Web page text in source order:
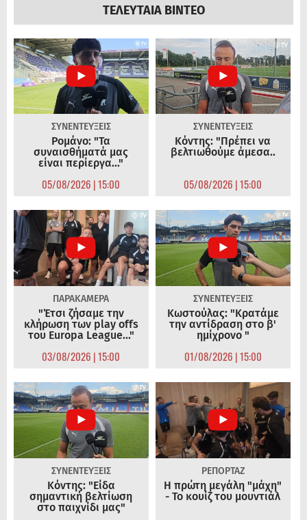
ΤΕΛΕΥΤΑΙΑ ΒΙΝΤΕΟ
ΣΥΝΕΝΤΕΥΞΕΙΣ
Ρομάνο: "Τα
συναισθήματά μας
είναι περίεργα..."
05/08/2026 | 15:00
ΣΥΝΕΝΤΕΥΞΕΙΣ
Κόντης: "Πρέπει να
βελτιωθούμε άμεσα..
05/08/2026 | 15:00
ΠΑΡΑΚΑΜΕΡΑ
"Έτσι ζήσαμε την
κλήρωση των play offs
του Europa League..."
03/08/2026 | 15:00
ΣΥΝΕΝΤΕΥΞΕΙΣ
Κωστούλας: "Κρατάμε
την αντίδραση στο β'
ημίχρονο "
01/08/2026 | 15:00
ΣΥΝΕΝΤΕΥΞΕΙΣ
Κόντης: "Είδα
σημαντική βελτίωση
στο παιχνίδι μας"
ΡΕΠΟΡΤΑΖ
Η πρώτη μεγάλη "μάχη"
- Το κουίζ του μουντιάλ